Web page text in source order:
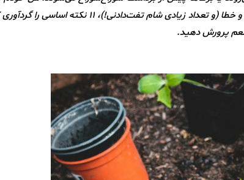
این مسئله روبرو شده‌ام. پس از چند فصل تجربه، آزمایش و خطا (و تعداد زیادی شام تفت‌دادنی!)، ۱۱
پرورش دهید.